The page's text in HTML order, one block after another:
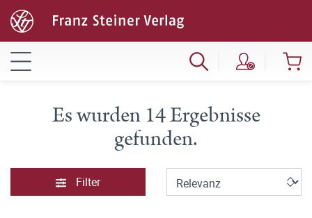
Es wurden 14 Ergebnisse
gefunden.
Filter